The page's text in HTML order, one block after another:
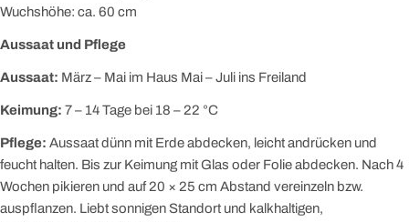
Wuchshöhe: ca. 60 cm
Aussaat und Pflege
Aussaat: März – Mai im Haus Mai – Juli ins Freiland
Keimung: 7 – 14 Tage bei 18 – 22 °C
Pflege: Aussaat dünn mit Erde abdecken, leicht andrücken und
feucht halten. Bis zur Keimung mit Glas oder Folie abdecken. Nach 4
Wochen pikieren und auf 20 × 25 cm Abstand vereinzeln bzw.
auspflanzen. Liebt sonnigen Standort und kalkhaltigen,